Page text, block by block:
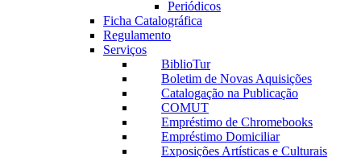
Periódicos
Ficha Catalográfica
Regulamento
Serviços
BiblioTur
Boletim de Novas Aquisições
Catalogação na Publicação
COMUT
Empréstimo de Chromebooks
Empréstimo Domiciliar
Exposições Artísticas e Culturais